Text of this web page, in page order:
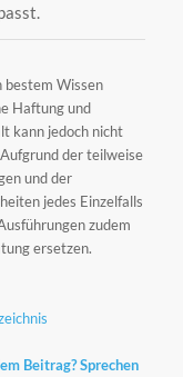
bestem Wissen
Haftung und
kann jedoch nicht
der teilweise
und der
jedes Einzelfalls
zudem
ersetzen.
Beitrag? Sprechen